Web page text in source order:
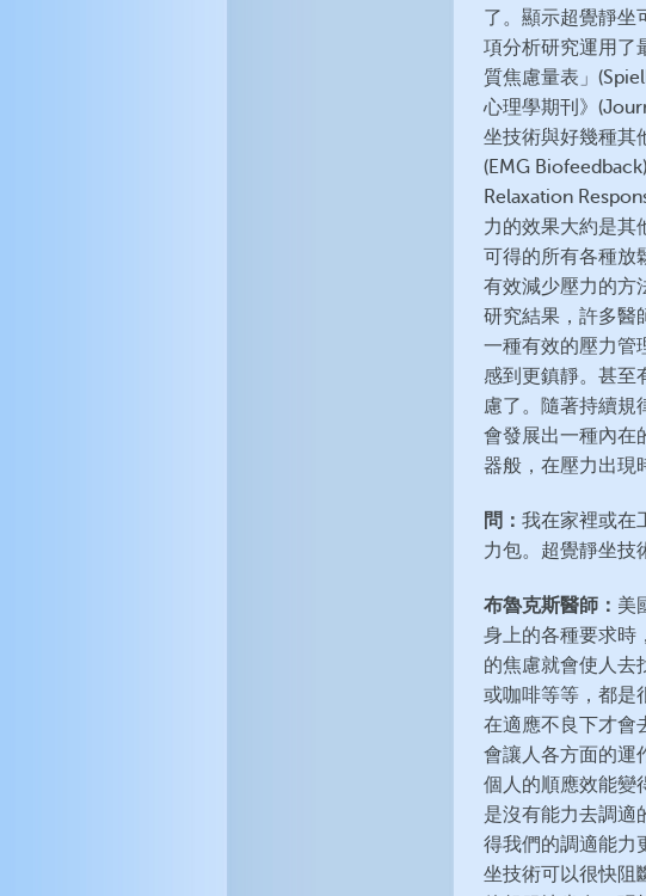
了。顯示超覺靜坐
項分析研究運用了
質焦慮量表」
心理學期刊》
坐技術與好幾種其
(EMG
Relaxation
力的效果大約是其
可得的所有各種放
有效減少壓力的方
研究結果，許多醫
一種有效的壓力管
感到更鎮靜。甚至
慮了。隨著持續規
會發展出一種內在
器般，在壓力出現
問： 我在家裡或在
力包。超覺靜坐技
布魯克斯醫師： 美
身上的各種要求時
的焦慮就會使人去
或咖啡等等，都是
在適應不良下才會
會讓人各方面的運
個人的順應效能變
是沒有能力去調適
得我們的調適能力
坐技術可以很快阻